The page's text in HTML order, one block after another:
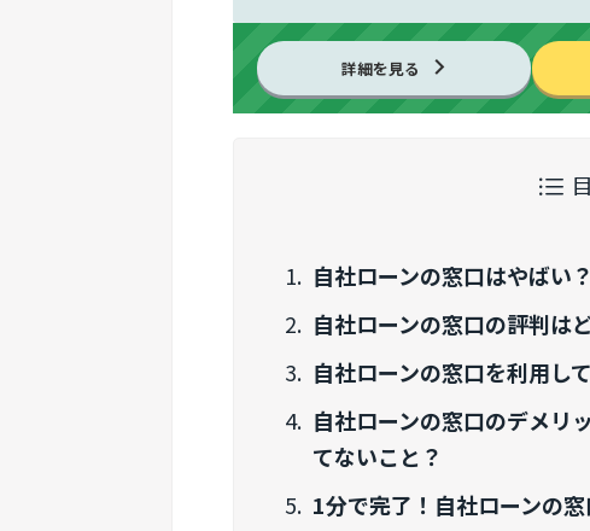
詳細を見る
自社ローンの窓口はやばい
自社ローンの窓口の評判は
自社ローンの窓口を利用し
自社ローンの窓口のデメリ
てないこと？
1分で完了！自社ローンの